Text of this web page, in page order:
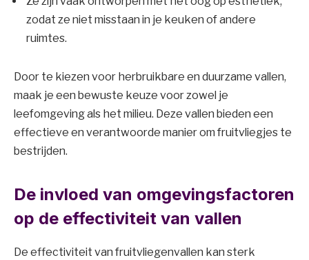
zodat ze niet misstaan in je keuken of andere
ruimtes.
Door te kiezen voor herbruikbare en duurzame vallen,
maak je een bewuste keuze voor zowel je
leefomgeving als het milieu. Deze vallen bieden een
effectieve en verantwoorde manier om fruitvliegjes te
bestrijden.
De invloed van omgevingsfactoren
op de effectiviteit van vallen
De effectiviteit van fruitvliegenvallen kan sterk